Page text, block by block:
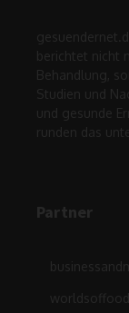
berichtet nicht
Behandlung,
Studien und
und gesunde
runden das
Partner